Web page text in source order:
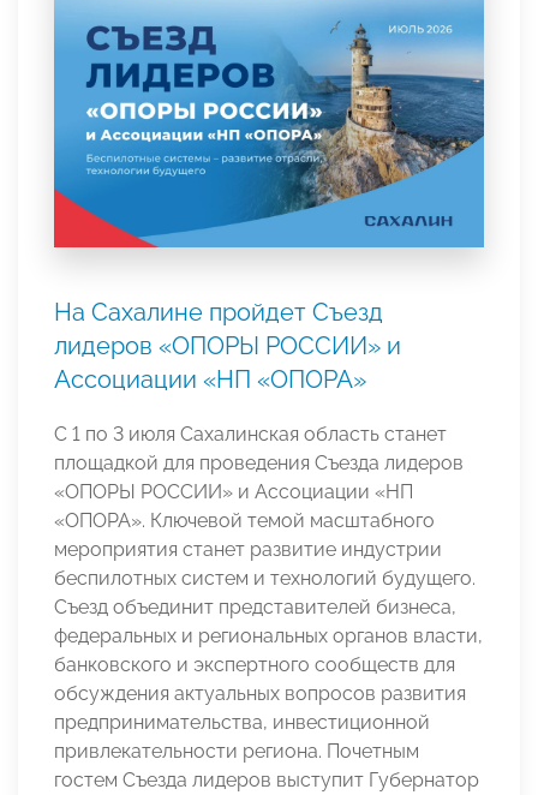
На Сахалине пройдет Съезд
лидеров «ОПОРЫ РОССИИ» и
Ассоциации «НП «ОПОРА»
С 1 по 3 июля Сахалинская область станет
площадкой для проведения Съезда лидеров
«ОПОРЫ РОССИИ» и Ассоциации «НП
«ОПОРА». Ключевой темой масштабного
мероприятия станет развитие индустрии
беспилотных систем и технологий будущего.
Съезд объединит представителей бизнеса,
федеральных и региональных органов власти,
банковского и экспертного сообществ для
обсуждения актуальных вопросов развития
предпринимательства, инвестиционной
привлекательности региона. Почетным
гостем Съезда лидеров выступит Губернатор